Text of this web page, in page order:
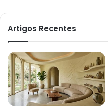
Artigos Recentes